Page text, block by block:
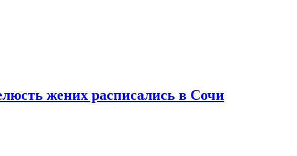
жених расписались в Сочи